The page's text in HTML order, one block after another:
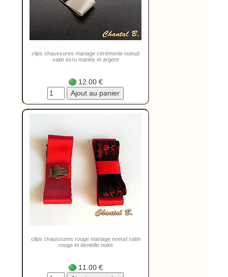
clips chaussures mariage cérémonie noeud
satin écru mariée et argent
12.00 €
clips chaussures rouge mariage noeud satin
rouge et dentelle noire
11.00 €